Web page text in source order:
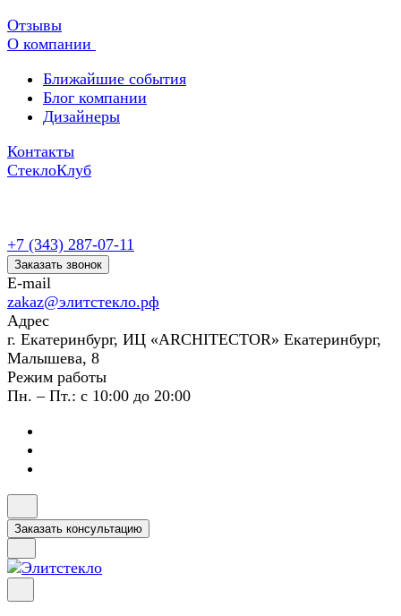
Отзывы
О компании
Ближайшие события
Блог компании
Дизайнеры
Контакты
СтеклоКлуб
+7 (343) 287-07-11
Заказать звонок
E-mail
zakaz@элитстекло.рф
Адрес
г. Екатеринбург, ИЦ «ARCHITECTOR» Екатеринбург,
Малышева, 8
Режим работы
Пн. – Пт.: с 10:00 до 20:00
Заказать консультацию